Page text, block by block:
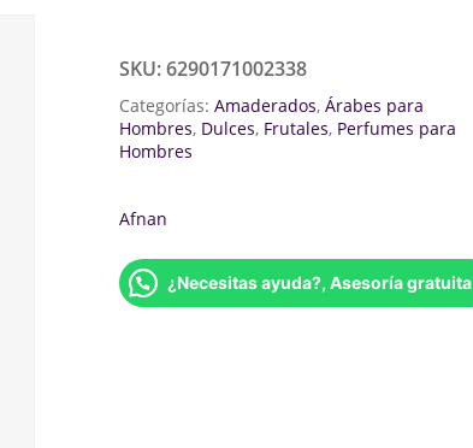
SKU:6290171002338
Categorías: Amaderados, Árabes para
Hombres, Dulces, Frutales, Perfumes para
Hombres
Afnan
¿Necesitas ayuda?, Asesoría gratuita